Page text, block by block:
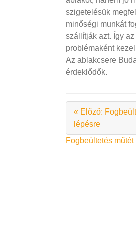
szigetelésük
minőségi munkát
szállítják azt. Így
problémaként
Az ablakcsere
érdeklődők.
« Előző:
lépésre
Fogbeültetés